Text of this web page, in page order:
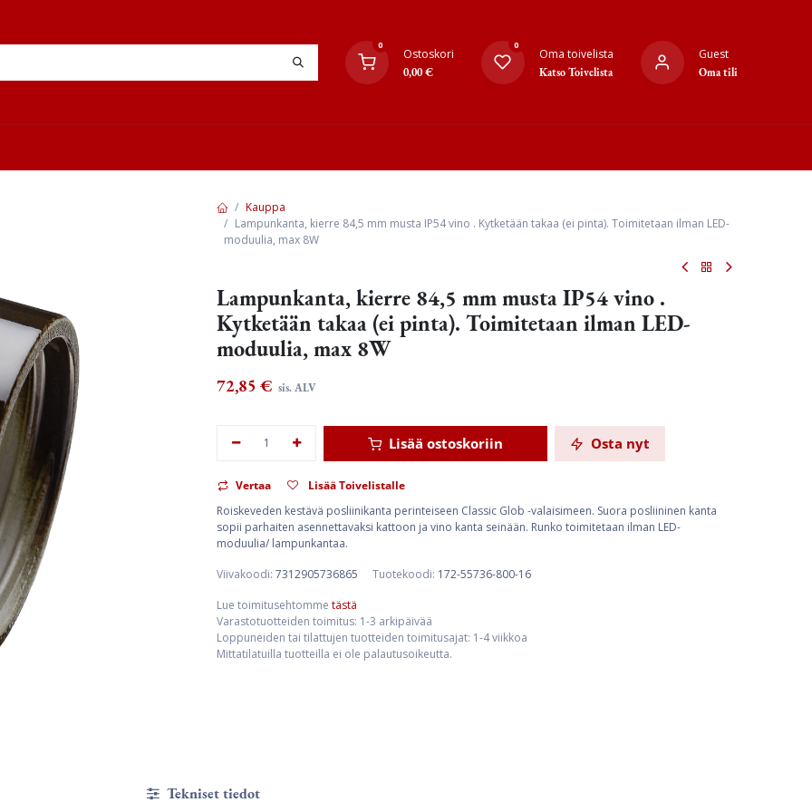
0
Ostoskori
0,00€
0
Oma toivelista
Katso Toivelista
Guest
Oma tili
Kauppa
Lampunkanta, kierre 84,5 mm musta IP54 vino . Kytketään takaa (ei pinta). Toimitetaan ilman LED-
moduulia, max 8W
Lampunkanta, kierre 84,5 mm musta IP54 vino .
Kytketään takaa (ei pinta). Toimitetaan ilman LED-
moduulia, max 8W
72,85 € sis. ALV
Lisää ostoskoriin Osta nyt
Vertaa
Lisää Toivelistalle
Roiskeveden kestävä posliinikanta perinteiseen Classic Glob -valaisimeen. Suora posliininen kanta
sopii parhaiten asennettavaksi kattoon ja vino kanta seinään. Runko toimitetaan ilman LED-
moduulia/ lampunkantaa.
Viivakoodi: 7312905736865 Tuotekoodi: 172-55736-800-16
Lue toimitusehtomme tästä
Varastotuotteiden toimitus: 1-3 arkipäivää
Loppuneiden tai tilattujen tuotteiden toimitusajat: 1-4 viikkoa
Mittatilatuilla tuotteilla ei ole palautusoikeutta.
Tekniset tiedot